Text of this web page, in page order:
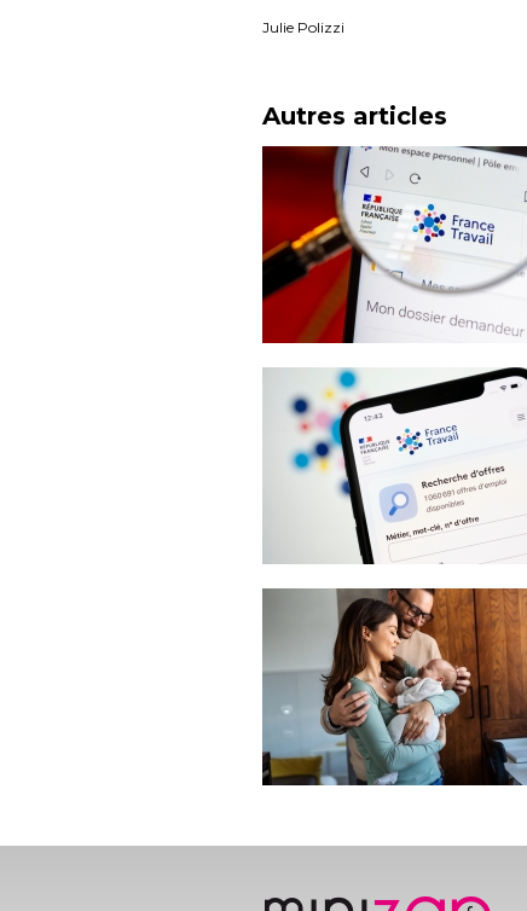
Julie Polizzi
Autres articles